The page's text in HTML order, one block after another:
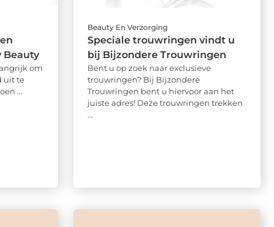
Beauty
om
uit te
...
Beauty En Verzorging
Speciale trouwringen vindt u
bij Bijzondere Trouwringen
Bent u op zoek naar exclusieve
trouwringen? Bij Bijzondere
Trouwringen bent u hiervoor aan het
juiste adres! Deze trouwringen trekken
...